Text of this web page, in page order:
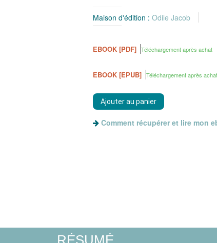
Maison d'édition : Odile Jacob
EBOOK [PDF] Téléchargement après achat
EBOOK [EPUB] Téléchargement après achat
Comment récupérer et lire mon
RÉSUMÉ